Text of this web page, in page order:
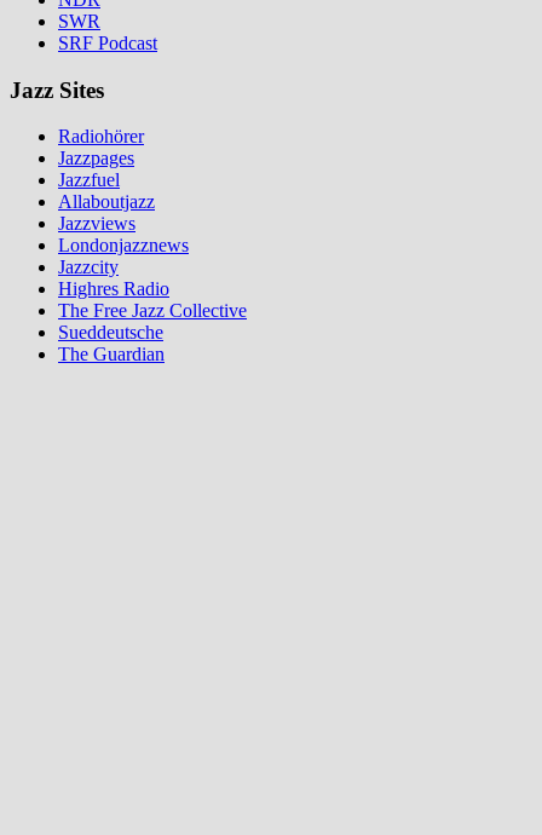
SWR
SRF Podcast
Jazz Sites
Radiohörer
Jazzpages
Jazzfuel
Allaboutjazz
Jazzviews
Londonjazznews
Jazzcity
Highres Radio
The Free Jazz Collective
Sueddeutsche
The Guardian